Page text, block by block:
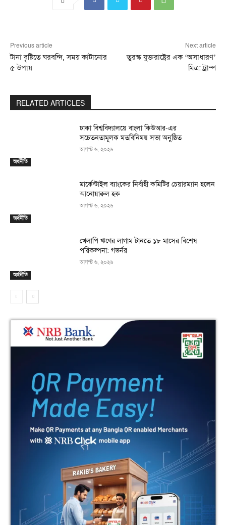
Previous article
টানা বৃষ্টিতে ঘরবন্দি, সময় কাটানোর
৫ উপায়
Next article
তুরস্ক যুক্তরাষ্ট্রের এক ‘অসাধারণ’
মিত্র: ট্রাম্প
RELATED ARTICLES
অর্থনীতি
ঢাকা বিশ্ববিদ্যালয়ে বাংলা কিউআর-এর
সচেতনতামূলক মতবিনিময় সভা অনুষ্ঠিত
আগস্ট ৬, ২০২৬
অর্থনীতি
মার্কেন্টাইল ব্যাংকের নির্বাহী কমিটির চেয়ারম্যান হলেন
আনোয়ারুল হক
আগস্ট ৬, ২০২৬
অর্থনীতি
খেলাপি ঋণের লাগাম টানতে ১৮ মাসের বিশেষ
পরিকল্পনা: গভর্নর
আগস্ট ৬, ২০২৬